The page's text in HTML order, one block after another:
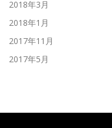
2018年3月
2018年1月
2017年11月
2017年5月